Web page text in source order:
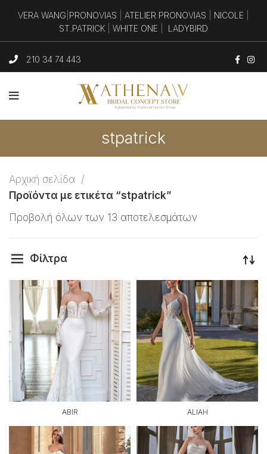
210 34 74 443
stpatrick
Αρχική σελίδα
Προϊόντα με ετικέτα “stpatrick”
Προβολή όλων των 13 αποτελεσμάτων
Φίλτρα
ABIR ALIAH
VERA WANG PRONOVIAS ATELIER PRONOVIAS NICOLE
ST.PATRICK
WHITE ONE LADYBIRD